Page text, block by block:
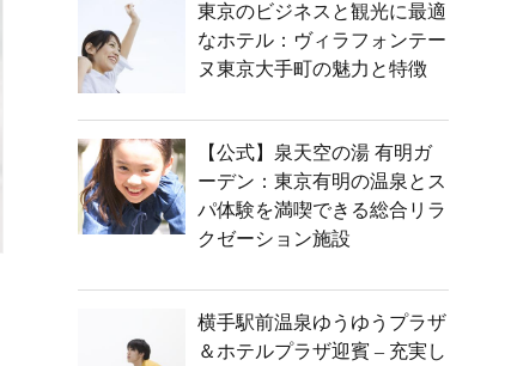
東京のビジネスと観光に最適
なホテル：ヴィラフォンテー
ヌ東京大手町の魅力と特徴
【公式】泉天空の湯 有明ガ
ーデン：東京有明の温泉とス
パ体験を満喫できる総合リラ
クゼーション施設
横手駅前温泉ゆうゆうプラザ
＆ホテルプラザ迎賓 – 充実し